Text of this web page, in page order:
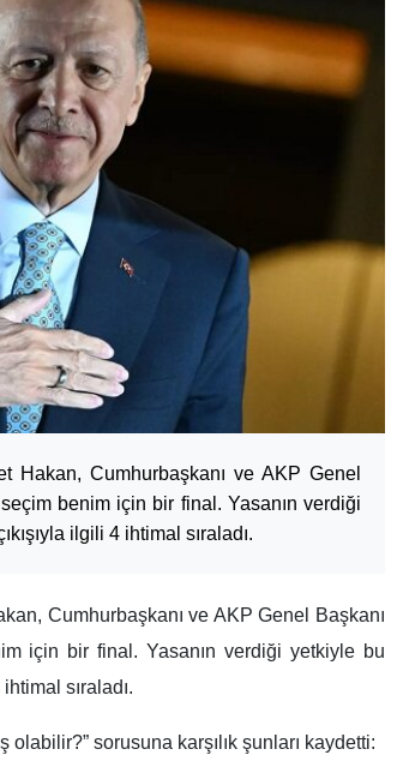
Hakan, Cumhurbaşkanı ve AKP Genel
benim için bir final. Yasanın verdiği
ilgili 4 ihtimal sıraladı.
Cumhurbaşkanı ve AKP Genel Başkanı
için bir final. Yasanın verdiği yetkiyle bu
sıraladı.
sorusuna karşılık şunları kaydetti: